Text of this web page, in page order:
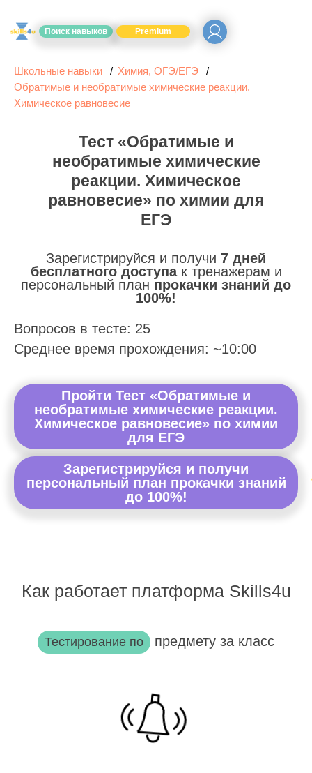
Поиск навыков Premium
Школьные навыки
Химия, ОГЭ/ЕГЭ
Обратимые и необратимые химические реакции.
Химическое равновесие
Тест «Обратимые и
необратимые химические
реакции. Химическое
равновесие» по химии для
ЕГЭ
Зарегистрируйся и получи 7 дней
бесплатного доступак тренажерам и
персональный план прокачки знаний до
100%!
Вопросов в тесте: 25
Среднее время прохождения: ~10:00
Пройти Тест «Обратимые и
необратимые химические реакции.
Химическое равновесие» по химии
для ЕГЭ
Зарегистрируйся и получи
персональный план прокачки знаний
до 100%!
Как работает платформа Skills4u
Тестирование по предмету за класс